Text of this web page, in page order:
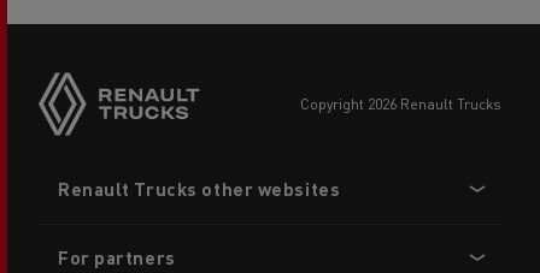
copyright 2026 Renault Trucks
menu
Renault Trucks other websites
For partners